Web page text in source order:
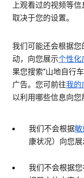
上观看过的视频等
取决于您的设置。
我们可能还会根据
动，向您展示个性化
果您搜索“山地自行
广告。您可前往我的
以利用哪些信息向您
我们不会根据敏
康状况）向您展
我们不会根据